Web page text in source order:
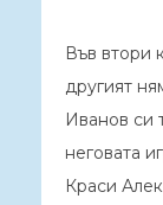
Във втори
другият
Иванов си
неговата
Краси